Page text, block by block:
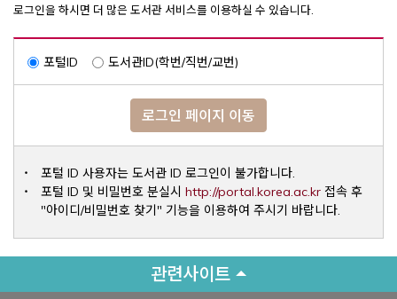
로그인을 하시면 더 많은 도서관 서비스를 이용하실 수 있습니다.
포털ID 도서관ID(학번/직번/교번)
로그인 페이지 이동
포털 ID 사용자는 도서관 ID 로그인이 불가합니다.
포털 ID 및 비밀번호 분실시 http://portal.korea.ac.krOpens a
접속 후
"아이디/비밀번호 찾기" 기능을 이용하여 주시기 바랍니다.
관련사이트